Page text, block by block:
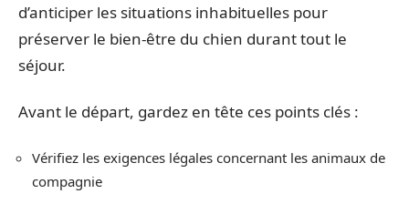
d’anticiper les situations inhabituelles pour
préserver le bien-être du chien durant tout le
séjour.
Avant le départ, gardez en tête ces points clés :
Vérifiez les exigences légales concernant les animaux de
compagnie